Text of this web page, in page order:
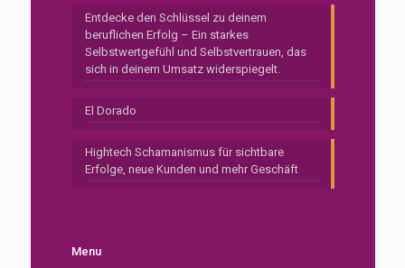
Entdecke den Schlüssel zu deinem
beruflichen Erfolg – Ein starkes
Selbstwertgefühl und Selbstvertrauen, das
sich in deinem Umsatz widerspiegelt.
El Dorado
Hightech Schamanismus für sichtbare
Erfolge, neue Kunden und mehr Geschäft
Menu